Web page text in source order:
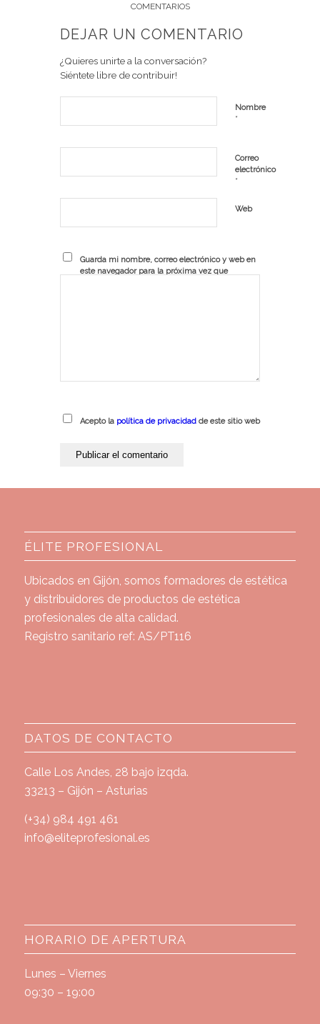
COMENTARIOS
DEJAR UN COMENTARIO
¿Quieres unirte a la conversación?
Siéntete libre de contribuir!
Nombre
*
Correo
electrónico
*
Web
Guarda mi nombre, correo electrónico y web en
este navegador para la próxima vez que
Acepto la política de privacidadde este sitio web
ÉLITE PROFESIONAL
Ubicados en Gijón, somos formadores de estética
y distribuidores de productos de estética
profesionales de alta calidad.
Registro sanitario ref: AS/PT116
DATOS DE CONTACTO
Calle Los Andes, 28 bajo izqda.
33213 – Gijón – Asturias
(+34) 984 491 461
info@eliteprofesional.es
HORARIO DE APERTURA
Lunes – Viernes
09:30 – 19:00